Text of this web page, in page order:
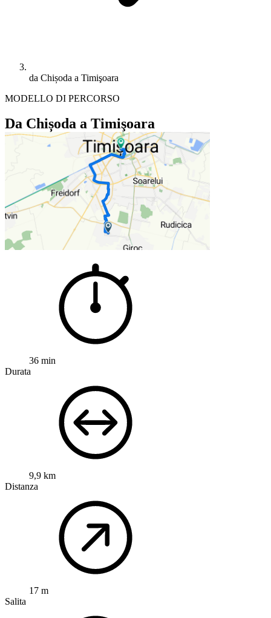
da Chișoda a Timişoara
MODELLO DI PERCORSO
Da Chișoda a Timişoara
36 min
Durata
9,9 km
Distanza
17 m
Salita